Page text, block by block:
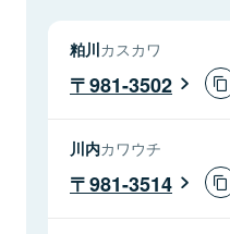
粕川カスカワ
981-3502
川内カワウチ
981-3514